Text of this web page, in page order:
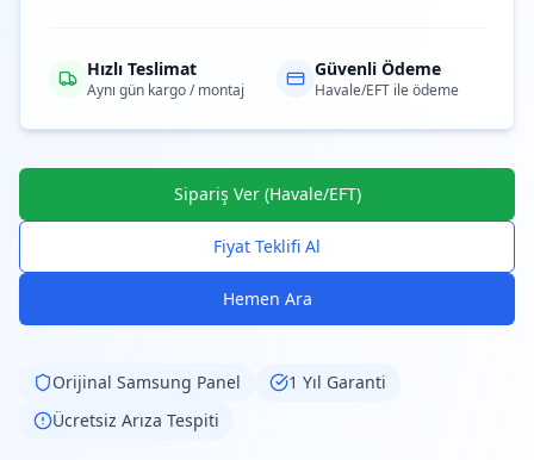
Hızlı Teslimat
Aynı gün kargo / montaj
Güvenli Ödeme
Havale/EFT ile ödeme
Sipariş Ver (Havale/EFT)
Fiyat Teklifi Al
Hemen Ara
Orijinal Samsung Panel
1 Yıl Garanti
Ücretsiz Arıza Tespiti